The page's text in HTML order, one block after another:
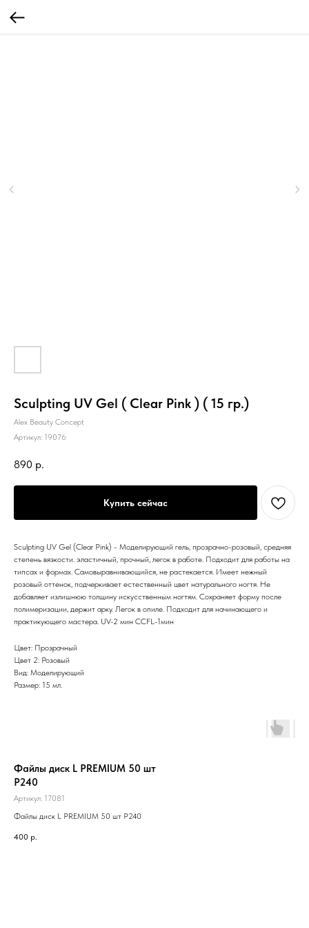
Sculpting UV Gel ( Clear Pink ) ( 15 гр.)
Alex Beauty Concept
Артикул: 19076
890 р.
Купить сейчас
Sculpting UV Gel (Clear Pink) - Моделирующий гель, прозрачно-розовый, средняя
степень вязкости. эластичный, прочный, легок в работе. Подходит для работы на
типсах и формах. Самовыравнивающийся, не растекается. Имеет нежный
розовый оттенок, подчеркивает естественный цвет натурального ногтя. Не
добавляет излишнюю толщину искусственным ногтям. Сохраняет форму после
полимеризации, держит арку. Легок в опиле. Подходит для начинающего и
практикующего мастера. UV-2 мин CCFL-1мин
Цвет: Прозрачный
Цвет 2: Розовый
Вид: Моделирующий
Размер: 15 мл.
Файлы диск L PREMIUM 50 шт
Р240
Артикул: 17081
Файлы диск L PREMIUM 50 шт Р240
400 р.